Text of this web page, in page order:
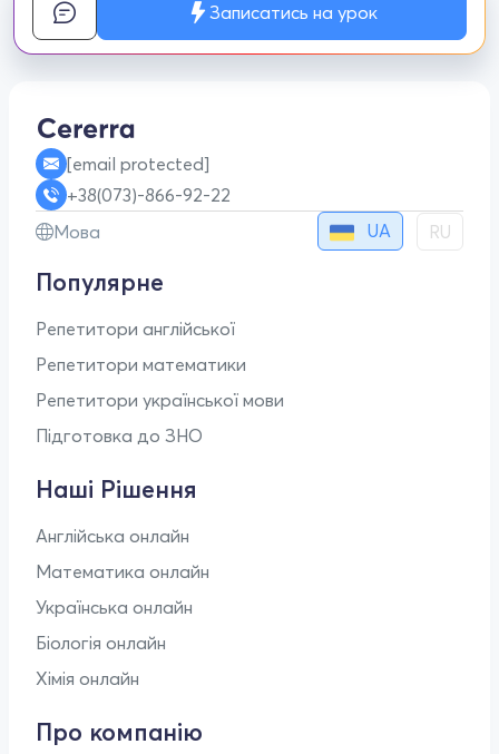
Записатись на урок
[email protected]
+38(073)-866-92-22
Мова
UA RU
Популярне
Репетитори англійської
Репетитори математики
Репетитори української мови
Підготовка до ЗНО
Наші Рішення
Англійська онлайн
Математика онлайн
Українська онлайн
Біологія онлайн
Хімія онлайн
Про компанію